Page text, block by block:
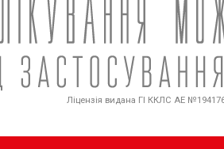
Ліцензія видана ГІ ККЛС АЕ